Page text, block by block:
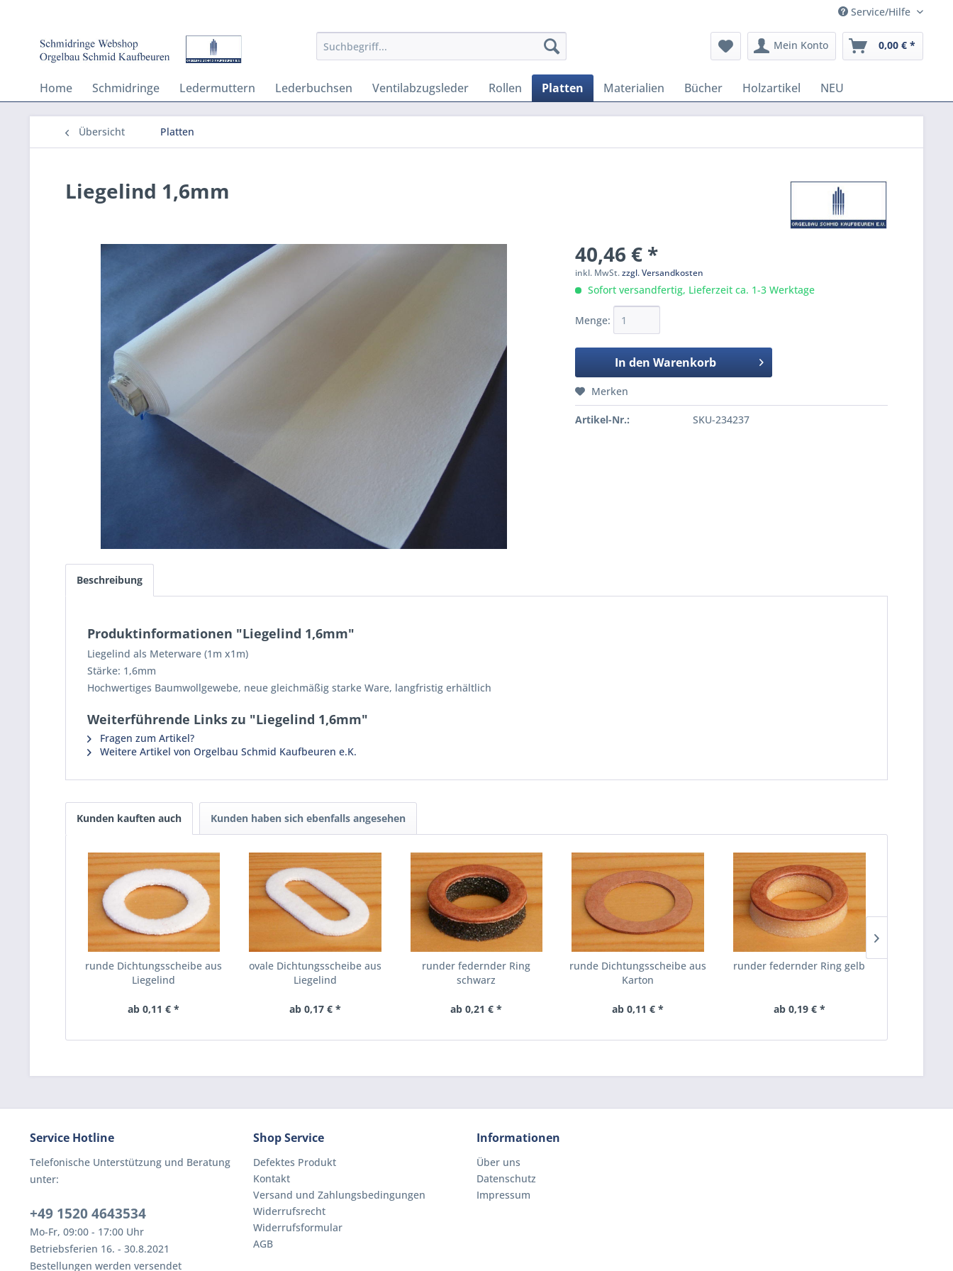
Service/Hilfe
Mein Konto 0,00 € *
Home Schmidringe Ledermuttern Lederbuchsen Ventilabzugsleder Rollen Platten Materialien Bücher Holzartikel NEU
Übersicht Platten
Liegelind 1,6mm
40,46 € *
inkl. MwSt.zzgl. Versandkosten
Sofort versandfertig, Lieferzeit ca. 1-3 Werktage
Menge:
In den Warenkorb
Merken
Artikel-Nr.: SKU-234237
Beschreibung
Produktinformationen "Liegelind 1,6mm"
Liegelind als Meterware (1m x1m)
Stärke: 1,6mm
Hochwertiges Baumwollgewebe, neue gleichmäßig starke Ware, langfristig erhältlich
Weiterführende Links zu "Liegelind 1,6mm"
Fragen zum Artikel?
Weitere Artikel von Orgelbau Schmid Kaufbeuren e.K.
Kunden kauften auch Kunden haben sich ebenfalls angesehen
runde Dichtungsscheibe aus
Liegelind
ab 0,11 € *
ovale Dichtungsscheibe aus
Liegelind
ab 0,17 € *
runder federnder Ring
schwarz
ab 0,21 € *
runde Dichtungsscheibe aus
Karton
ab 0,11 € *
runder federnder Ring gelb
ab 0,19 € *
Service Hotline
Telefonische Unterstützung und Beratung
unter:
+49 1520 4643534
Mo-Fr, 09:00 - 17:00 Uhr
Betriebsferien 16. - 30.8.2021
Bestellungen werden versendet
Shop Service
Defektes Produkt
Kontakt
Versand und Zahlungsbedingungen
Widerrufsrecht
Widerrufsformular
AGB
Informationen
Über uns
Datenschutz
Impressum